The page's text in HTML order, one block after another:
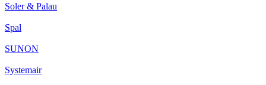
Soler & Palau
Spal
SUNON
Systemair